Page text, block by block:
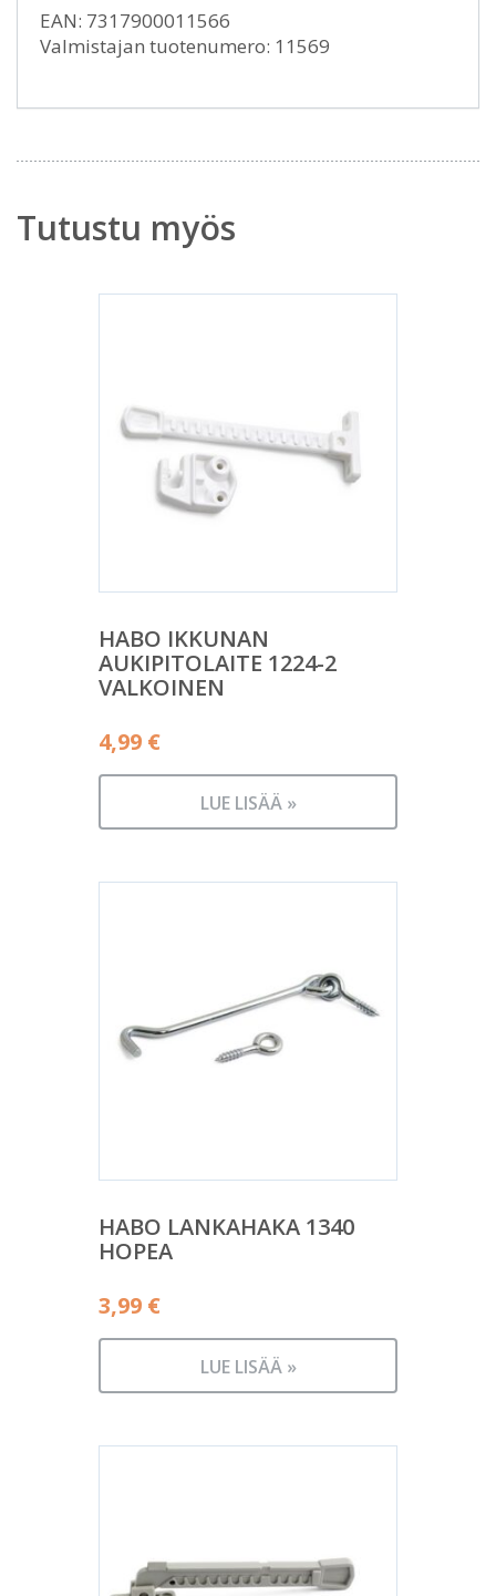
EAN: 7317900011566
Valmistajan tuotenumero: 11569
Tutustu myös
HABO IKKUNAN
AUKIPITOLAITE 1224-2
VALKOINEN
4,99 €
LUE LISÄÄ »
HABO LANKAHAKA 1340
HOPEA
3,99 €
LUE LISÄÄ »